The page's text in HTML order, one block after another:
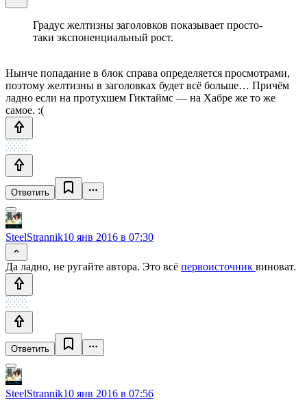
Градус желтизны заголовков показывает просто-
таки экспоненциальный рост.
Нынче попадание в блок справа определяется просмотрами,
поэтому желтизны в заголовках будет всё больше… Причём
ладно если на протухшем Гиктаймс — на Хабре же то же
самое. :(
Ответить
SteelStrannik10 янв 2016 в 07:30
Да ладно, не ругайте автора. Это всё первоисточник виноват.
Ответить
SteelStrannik10 янв 2016 в 07:56